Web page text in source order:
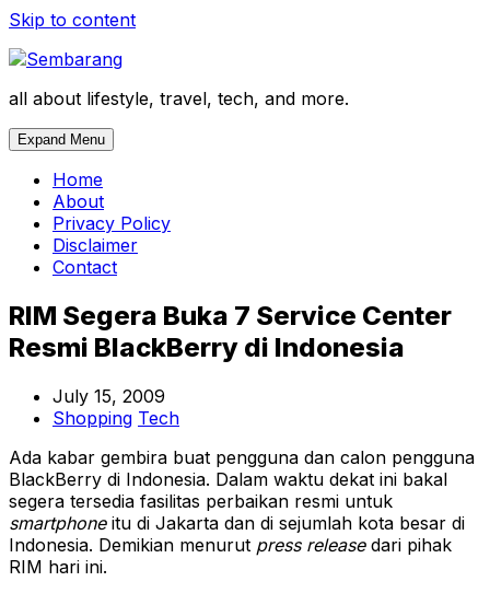
Skip to content
all about lifestyle, travel, tech, and more.
Expand Menu
Home
About
Privacy Policy
Disclaimer
Contact
RIM Segera Buka 7 Service Center
Resmi BlackBerry di Indonesia
July 15, 2009
Shopping Tech
Ada kabar gembira buat pengguna dan calon pengguna
BlackBerry di Indonesia. Dalam waktu dekat ini bakal
segera tersedia fasilitas perbaikan resmi untuk
smartphoneitu di Jakarta dan di sejumlah kota besar di
Indonesia. Demikian menurut press releasedari pihak
RIM hari ini.